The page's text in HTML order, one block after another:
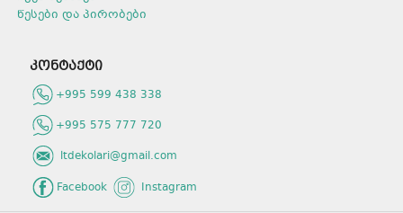
წესები და პირობები
კონტაქტი
+995 599 438 338
+995 575 777 720
ltdekolari@gmail.com
Facebook
Instagram